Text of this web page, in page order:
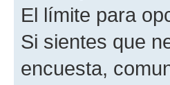
El límite para
Si sientes que
encuesta,